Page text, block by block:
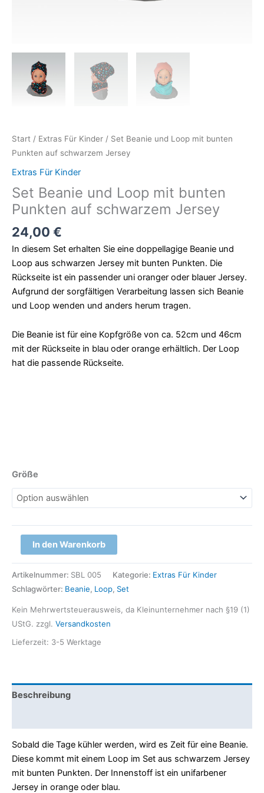
Start / Extras Für Kinder / Set Beanie und Loop mit bunten
Punkten auf schwarzem Jersey
Extras Für Kinder
Set Beanie und Loop mit bunten
Punkten auf schwarzem Jersey
24,00 €
In diesem Set erhalten Sie eine doppellagige Beanie und
Loop aus schwarzen Jersey mit bunten Punkten. Die
Rückseite ist ein passender uni oranger oder blauer Jersey.
Aufgrund der sorgfältigen Verarbeitung lassen sich Beanie
und Loop wenden und anders herum tragen.
Die Beanie ist für eine Kopfgröße von ca. 52cm und 46cm
mit der Rückseite in blau oder orange erhältlich. Der Loop
hat die passende Rückseite.
Größe
In den Warenkorb
Artikelnummer: SBL 005 Kategorie: Extras Für Kinder
Schlagwörter: Beanie, Loop, Set
Kein Mehrwertsteuerausweis, da Kleinunternehmer nach §19 (1)
UStG. zzgl. Versandkosten
Lieferzeit: 3-5 Werktage
Beschreibung
Sobald die Tage kühler werden, wird es Zeit für eine Beanie.
Diese kommt mit einem Loop im Set aus schwarzem Jersey
mit bunten Punkten. Der Innenstoff ist ein unifarbener
Jersey in orange oder blau.